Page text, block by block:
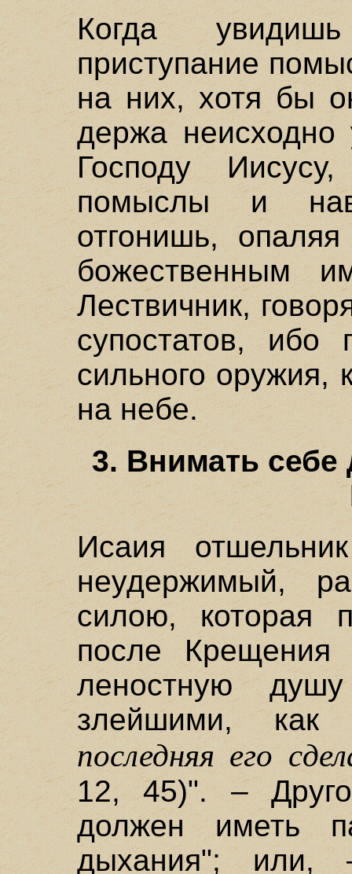
Когда
приступание
на них, хотя бы
держа
Господу
помыслы и
отгонишь,
божественным
Лествичник,
супостатов, ибо
сильного оружия,
на небе.
3. Внимать себе
Исаия
неудержимый,
силою, которая
после Крещения
леностную
злейшими, как
последняя его
12, 45)". –
должен иметь
дыхания"; или,